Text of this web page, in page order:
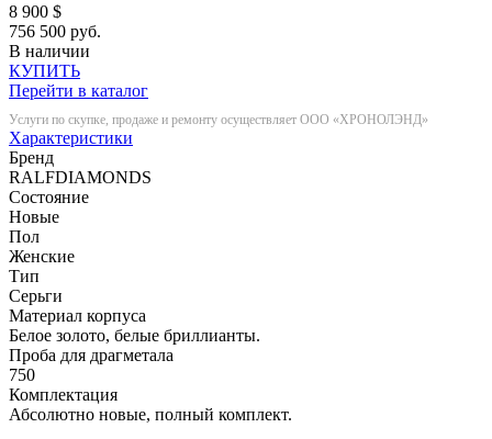
8 900 $
756 500 руб.
В наличии
КУПИТЬ
Перейти в каталог
Услуги по скупке, продаже и ремонту осуществляет ООО «ХРОНОЛЭНД»
Характеристики
Бренд
RALFDIAMONDS
Состояние
Новые
Пол
Женские
Тип
Серьги
Материал корпуса
Белое золото, белые бриллианты.
Проба для драгметала
750
Комплектация
Абсолютно новые, полный комплект.